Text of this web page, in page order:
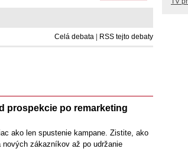
Celá debata RSS tejto debaty
prospekcie po remarketing
ako len spustenie kampane. Zistite, ako
zákazníkov až po udržanie